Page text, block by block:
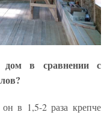
дом в сравнении с
в 1,5-2 раза крепче